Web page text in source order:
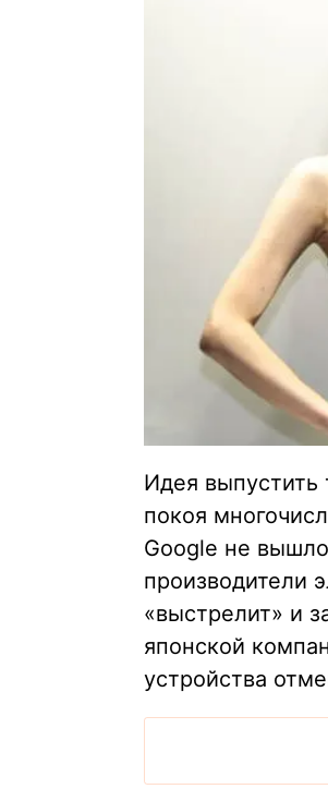
Идея
покоя
Google не
производители
«выстрелит» и
японской
устройства